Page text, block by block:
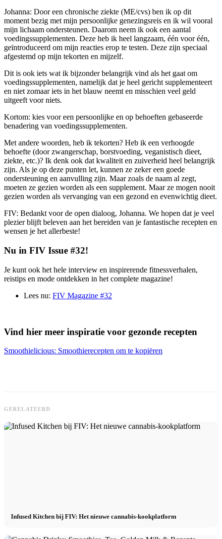
Johanna: Door een chronische ziekte (ME/cvs) ben ik op dit
moment bezig met mijn persoonlijke genezingsreis en ik wil vooral
mijn lichaam ondersteunen. Daarom neem ik ook een aantal
voedingssupplementen. Deze heb ik heel langzaam, één voor één,
geïntroduceerd om mijn reacties erop te testen. Deze zijn speciaal
afgestemd op mijn tekorten en mijzelf.
Dit is ook iets wat ik bijzonder belangrijk vind als het gaat om
voedingssupplementen, namelijk dat je heel gericht supplementeert
en niet zomaar iets in het blauw neemt en misschien veel geld
uitgeeft voor niets.
Kortom: kies voor een persoonlijke en op behoeften gebaseerde
benadering van voedingssupplementen.
Met andere woorden, heb ik tekorten? Heb ik een verhoogde
behoefte (door zwangerschap, borstvoeding, veganistisch dieet,
ziekte, etc.)? Ik denk ook dat kwaliteit en zuiverheid heel belangrijk
zijn. Als je op deze punten let, kunnen ze zeker een goede
ondersteuning en aanvulling zijn. Maar zoals de naam al zegt,
moeten ze gezien worden als een supplement. Maar ze mogen nooit
gezien worden als vervanging van een gezond en evenwichtig dieet.
FIV: Bedankt voor de open dialoog, Johanna. We hopen dat je veel
plezier blijft beleven aan het bereiden van je fantastische recepten en
wensen je het allerbeste!
Nu in FIV Issue #32!
Je kunt ook het hele interview en inspirerende fitnessverhalen,
reistips en mode ontdekken in het complete magazine!
Lees nu: FIV Magazine #32
Vind hier meer inspiratie voor gezonde recepten
Smoothielicious: Smoothierecepten om te kopiëren
GERELATEERD
Infused Kitchen bij FIV: Het nieuwe cannabis-kookplatform